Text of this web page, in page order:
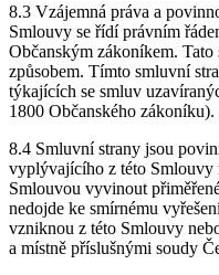
8.3 Vzájemná práva a
Smlouvy se řídí právním
Občanským zákoníkem.
způsobem. Tímto smluvní
týkajících se smluv
1800 Občanského zákoníku).
8.4 Smluvní strany jsou
vyplývajícího z této Smlouvy
Smlouvou vyvinout
nedojde ke smírnému
vzniknou z této Smlouvy
a místně příslušnými soudy